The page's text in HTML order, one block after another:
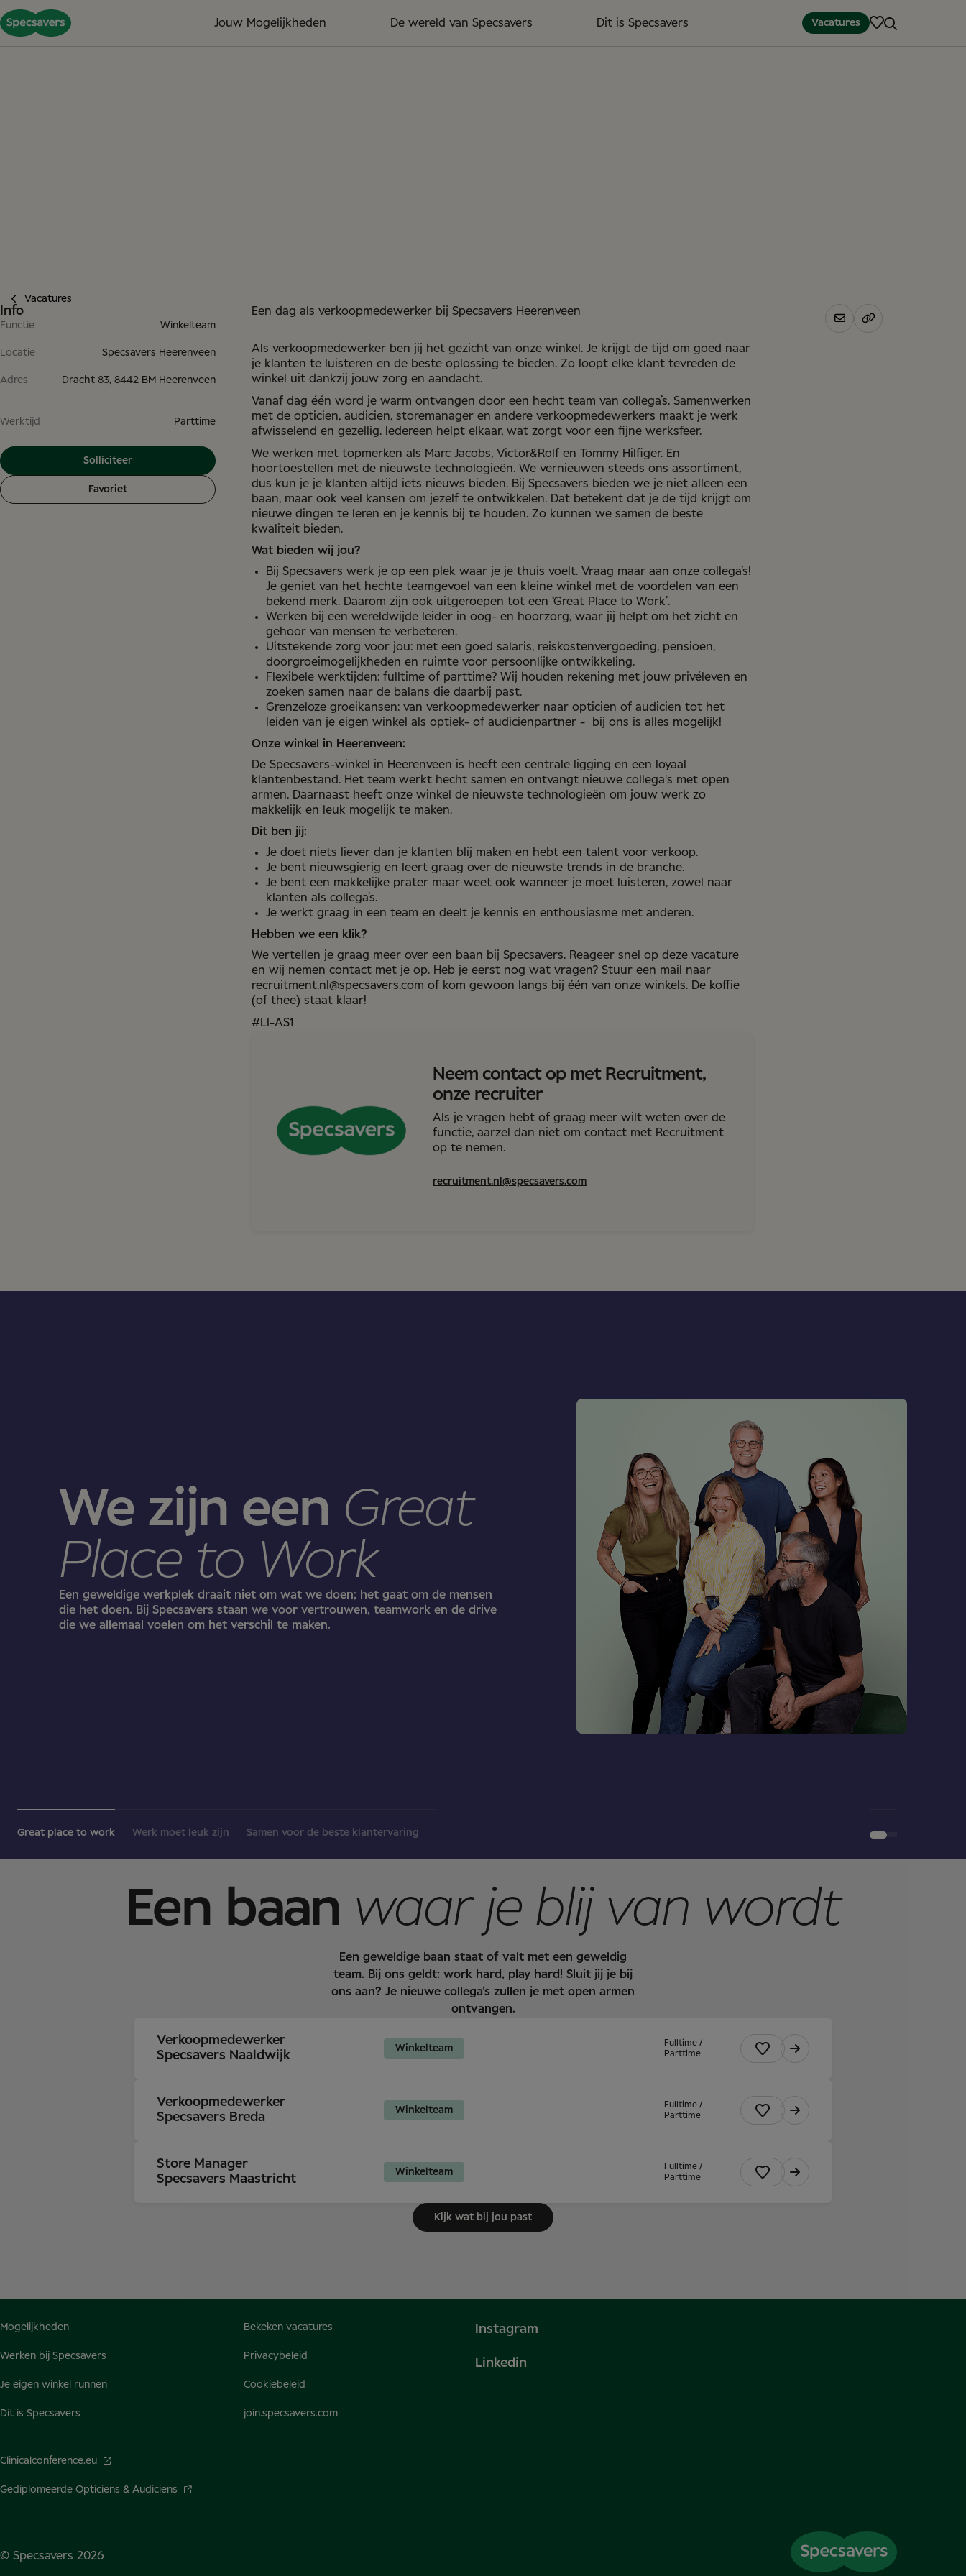
Jouw Mogelijkheden De wereld van Specsavers Dit is Specsavers Vacatures
Vacatures
Verkoopmedewerker
Specsavers Heerenveen
Info
Functie Winkelteam
Locatie Specsavers Heerenveen
Adres Dracht 83, 8442 BM Heerenveen
Werktijd Parttime
Solliciteer
Favoriet
Een dag als verkoopmedewerker bij Specsavers Heerenveen
Als verkoopmedewerker ben jij het gezicht van onze winkel. Je krijgt de tijd om goed naar
je klanten te luisteren en de beste oplossing te bieden. Zo loopt elke klant tevreden de
winkel uit dankzij jouw zorg en aandacht.
Vanaf dag één word je warm ontvangen door een hecht team van collega’s. Samenwerken
met de opticien, audicien, storemanager en andere verkoopmedewerkers maakt je werk
afwisselend en gezellig. Iedereen helpt elkaar, wat zorgt voor een fijne werksfeer.
We werken met topmerken als Marc Jacobs, Victor&Rolf en Tommy Hilfiger. En
hoortoestellen met de nieuwste technologieën. We vernieuwen steeds ons assortiment,
dus kun je je klanten altijd iets nieuws bieden. Bij Specsavers bieden we je niet alleen een
baan, maar ook veel kansen om jezelf te ontwikkelen. Dat betekent dat je de tijd krijgt om
nieuwe dingen te leren en je kennis bij te houden. Zo kunnen we samen de beste
kwaliteit bieden.
Wat bieden wij jou?
Bij Specsavers werk je op een plek waar je je thuis voelt. Vraag maar aan onze collega’s!
Je geniet van het hechte teamgevoel van een kleine winkel met de voordelen van een
bekend merk. Daarom zijn ook uitgeroepen tot een ‘Great Place to Work’.
Werken bij een wereldwijde leider in oog- en hoorzorg, waar jij helpt om het zicht en
gehoor van mensen te verbeteren.
Uitstekende zorg voor jou: met een goed salaris, reiskostenvergoeding, pensioen,
doorgroeimogelijkheden en ruimte voor persoonlijke ontwikkeling.
Flexibele werktijden: fulltime of parttime? Wij houden rekening met jouw privéleven en
zoeken samen naar de balans die daarbij past.
Grenzeloze groeikansen: van verkoopmedewerker naar opticien of audicien tot het
leiden van je eigen winkel als optiek- of audicienpartner - bij ons is alles mogelijk!
Onze winkel in Heerenveen:
De Specsavers-winkel in Heerenveen is heeft een centrale ligging en een loyaal
klantenbestand. Het team werkt hecht samen en ontvangt nieuwe collega's met open
armen. Daarnaast heeft onze winkel de nieuwste technologieën om jouw werk zo
makkelijk en leuk mogelijk te maken.
Dit ben jij:
Je doet niets liever dan je klanten blij maken en hebt een talent voor verkoop.
Je bent nieuwsgierig en leert graag over de nieuwste trends in de branche.
Je bent een makkelijke prater maar weet ook wanneer je moet luisteren, zowel naar
klanten als collega’s.
Je werkt graag in een team en deelt je kennis en enthousiasme met anderen.
Hebben we een klik?
We vertellen je graag meer over een baan bij Specsavers. Reageer snel op deze vacature
en wij nemen contact met je op. Heb je eerst nog wat vragen? Stuur een mail naar
recruitment.nl@specsavers.com of kom gewoon langs bij één van onze winkels. De koffie
(of thee) staat klaar!
#LI-AS1
Neem contact op met Recruitment,
onze recruiter
Als je vragen hebt of graag meer wilt weten over de
functie, aarzel dan niet om contact met Recruitment
op te nemen.
recruitment.nl@specsavers.com
We zijn een Great
Place to Work
Een geweldige werkplek draait niet om wat we doen; het gaat om de mensen
die het doen. Bij Specsavers staan we voor vertrouwen, teamwork en de drive
die we allemaal voelen om het verschil te maken.
Great place to work Werk moet leuk zijn Samen voor de beste klantervaring
Een baan waar je blij van wordt
Een geweldige baan staat of valt met een geweldig
team. Bij ons geldt: work hard, play hard! Sluit jij je bij
ons aan? Je nieuwe collega’s zullen je met open armen
ontvangen.
Verkoopmedewerker
Specsavers Naaldwijk
Fulltime /
Parttime
Winkelteam
Verkoopmedewerker
Specsavers Breda
Fulltime /
Parttime
Winkelteam
Store Manager
Specsavers Maastricht
Fulltime /
Parttime
Winkelteam
Kijk wat bij jou past
Mogelijkheden
Werken bij Specsavers
Je eigen winkel runnen
Dit is Specsavers
Bekeken vacatures
Privacybeleid
Cookiebeleid
join.specsavers.com
Instagram
Linkedin
Clinicalconference.eu
Gediplomeerde Opticiens & Audiciens
© Specsavers 2026